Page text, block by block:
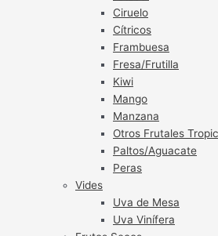
Ciruelo
Cítricos
Frambuesa
Fresa/Frutilla
Kiwi
Mango
Manzana
Otros Frutales
Paltos/Aguacate
Peras
Vides
Uva de Mesa
Uva Vinífera